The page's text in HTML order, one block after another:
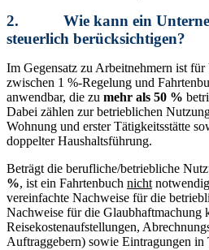
2.
Wie kann ein
steuerlich berücksichtigen?
Im Gegensatz zu Arbeitnehmern ist
zwischen 1 %-Regelung und
anwendbar, die zu mehr als 50 %
Dabei zählen zur betrieblichen
Wohnung und erster Tätigkeitsstätte
doppelter Haushaltsführung.
Beträgt die berufliche/betriebliche
%, ist ein Fahrtenbuch nicht
vereinfachte Nachweise für die
Nachweise für die Glaubhaftmachung
Reisekostenaufstellungen,
Auftraggebern) sowie Eintragungen in